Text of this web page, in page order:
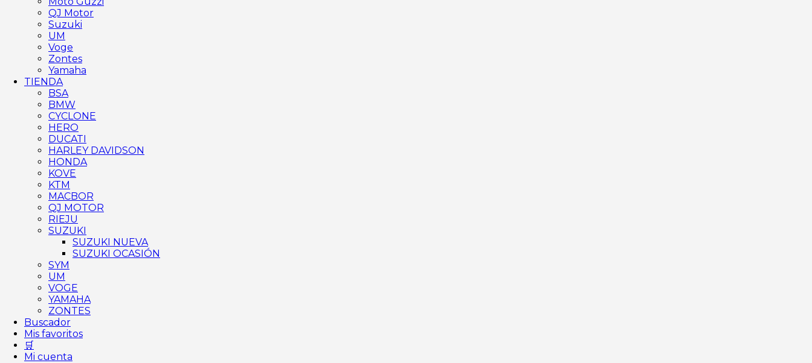
QJ Motor
Suzuki
UM
Voge
Zontes
Yamaha
TIENDA
BSA
BMW
CYCLONE
HERO
DUCATI
HARLEY DAVIDSON
HONDA
KOVE
KTM
MACBOR
QJ MOTOR
RIEJU
SUZUKI
SUZUKI NUEVA
SUZUKI OCASIÓN
SYM
UM
VOGE
YAMAHA
ZONTES
Buscador
Mis favoritos
🛒
Mi cuenta